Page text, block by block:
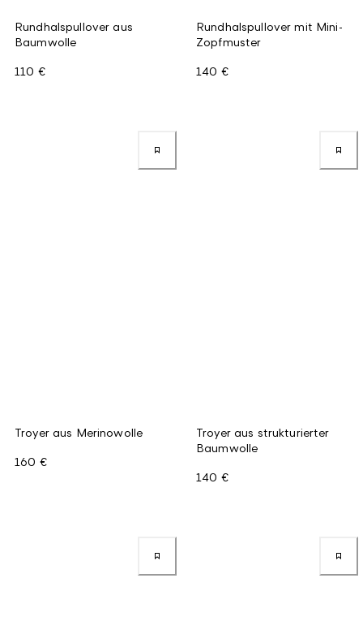
Rundhalspullover aus
Baumwolle
110 €
Rundhalspullover mit Mini-
Zopfmuster
140 €
Troyer aus Merinowolle
160 €
Troyer aus strukturierter
Baumwolle
140 €